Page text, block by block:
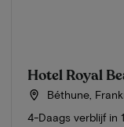
Hotel Royal
Béthune,
4-Daags verblijf in